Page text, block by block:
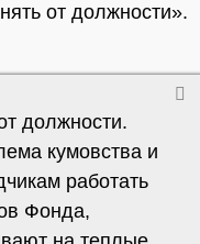
от должности».
должности.
кумовства и
работать
Фонда,